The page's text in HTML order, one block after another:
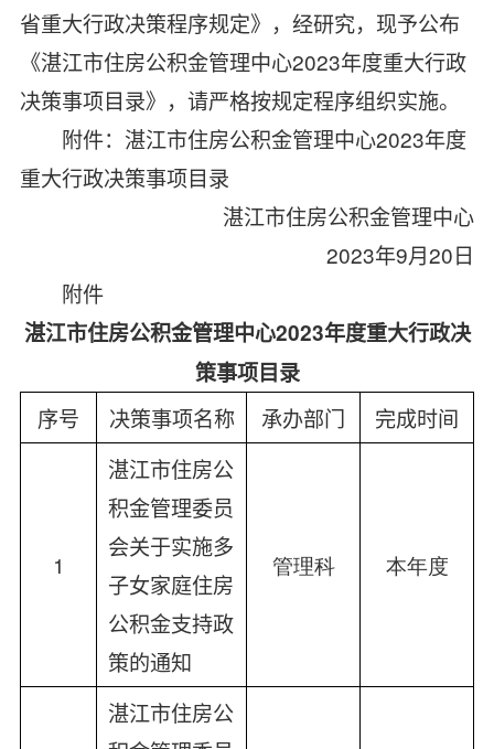
省重大行政决策程序规定》，经研究，现予公布
《湛江市住房公积金管理中心2023年度重大行政
决策事项目录》，请严格按规定程序组织实施。
附件：湛江市住房公积金管理中心2023年度
重大行政决策事项目录
湛江市住房公积金管理中心
2023年9月20日
附件
湛江市住房公积金管理中心2023年度重大行政决
策事项目录
序号
决策事项名称 承办部门 完成时间
1
湛江市住房公
积金管理委员
会关于实施多
子女家庭住房
公积金支持政
策的通知
管理科 本年度
湛江市住房公